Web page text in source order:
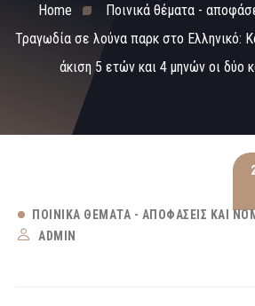
Home
Ποινικά θέματα -
Τραγωδία σε λούνα παρκ στο Ελληνικό:
άκιση 5 ετών και 4 μηνών οι δύο
ΠΟΙΝΙΚΆ ΘΈΜΑΤΑ - ΑΠΟΦΆΣΕΙΣ ΚΑΙ
ADMIN